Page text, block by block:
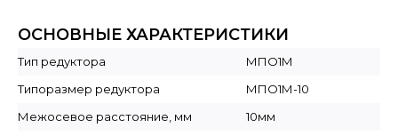
ОСНОВНЫЕ ХАРАКТЕРИСТИКИ
Тип редуктора
МПО1М
Типоразмер редуктора
МПО1М-10
Межосевое расстояние, мм
10мм